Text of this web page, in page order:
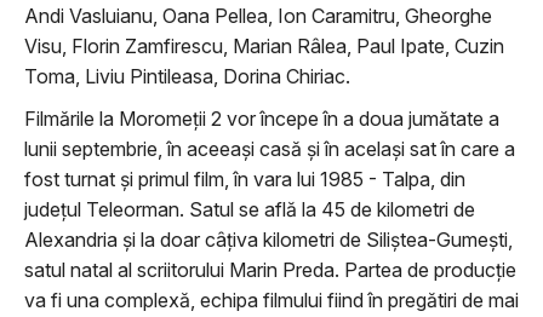
Andi Vasluianu, Oana Pellea, Ion Caramitru, Gheorghe
Visu, Florin Zamfirescu, Marian Râlea, Paul Ipate, Cuzin
Toma, Liviu Pintileasa, Dorina Chiriac.
Filmările la Moromeții 2 vor începe în a doua jumătate a
lunii septembrie, în aceeași casă și în același sat în care a
fost turnat și primul film, în vara lui 1985 - Talpa, din
județul Teleorman. Satul se află la 45 de kilometri de
Alexandria şi la doar câțiva kilometri de Siliştea-Gumești,
satul natal al scriitorului Marin Preda. Partea de producție
va fi una complexă, echipa filmului fiind în pregătiri de mai